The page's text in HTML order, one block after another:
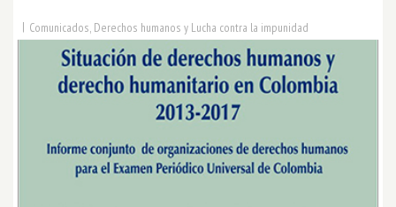
| Comunicados, Derechos humanos y Lucha contra la impunidad